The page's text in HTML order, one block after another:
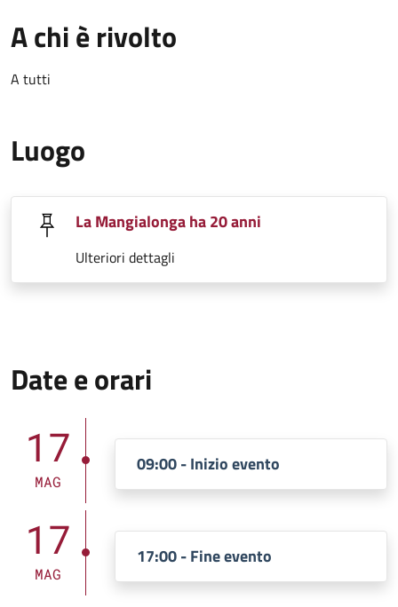
A chi è rivolto
A tutti
Luogo
La Mangialonga ha 20 anni
Ulteriori dettagli
Date e orari
17
MAG
09:00 - Inizio evento
17
MAG
17:00 - Fine evento